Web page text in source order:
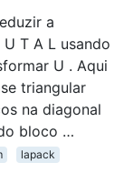
a
T A L usando
U . Aqui
triangular
na diagonal
bloco …
lapack